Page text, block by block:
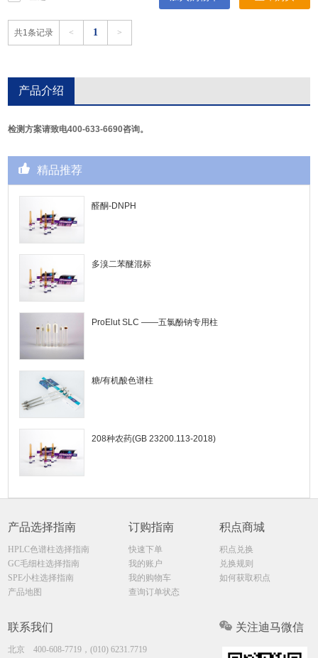
共1条记录 < 1 >
产品介绍
检测方案请致电400-633-6690咨询。
精品推荐
醛酮-DNPH
多溴二苯醚混标
ProElut SLC ——五氯酚钠专用柱
糖/有机酸色谱柱
208种农药(GB 23200.113-2018)
产品选择指南
HPLC色谱柱选择指南
GC毛细柱选择指南
SPE小柱选择指南
产品地图
订购指南
快速下单
我的账户
我的购物车
查询订单状态
积点商城
积点兑换
兑换规则
如何获取积点
联系我们
北京400-608-7719，(010) 6231.7719
关注迪马微信